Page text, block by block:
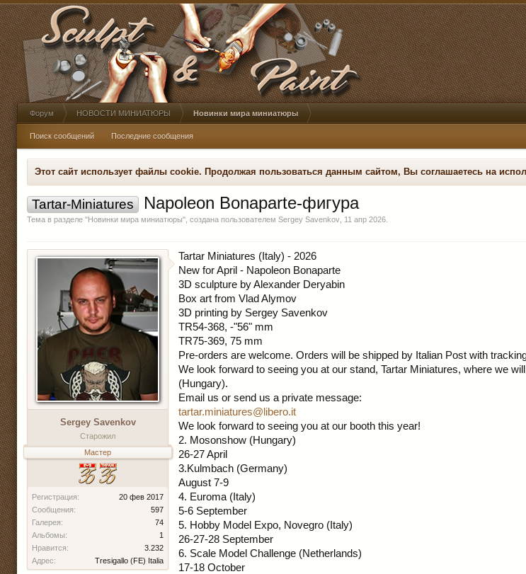
Форум НОВОСТИ МИНИАТЮРЫ Новинки мира миниатюры
Поиск сообщений Последние сообщения
Этот сайт использует файлы cookie. Продолжая пользоваться данным сайтом, Вы соглашаетесь на
Tartar-Miniatures Napoleon Bonaparte-фигура
Тема в разделе "Новинки мира миниатюры", создана пользователем Sergey Savenkov 11 апр 2026
Sergey Savenkov
Старожил
Мастер
Регистрация:
20 фев 2017
Сообщения:
597
Галерея:
74
Альбомы:
1
Нравится:
3.232
Адрес:
Tresigallo (FE) Italia
Tartar Miniatures (Italy) - 2026
New for April - Napoleon Bonaparte
3D sculpture by Alexander Deryabin
Box art from Vlad Alymov
3D printing by Sergey Savenkov
TR54-368, -"56" mm
TR75-369, 75 mm
Pre-orders are welcome. Orders will be shipped by Italian Post with
We look forward to seeing you at our stand, Tartar Miniatures, where we
(Hungary).
Email us or send us a private message:
tartar.miniatures@libero.it
We look forward to seeing you at our booth this year!
2. Mosonshow (Hungary)
26-27 April
3.Kulmbach (Germany)
August 7-9
4. Euroma (Italy)
5-6 September
5. Hobby Model Expo, Novegro (Italy)
26-27-28 September
6. Scale Model Challenge (Netherlands)
17-18 October